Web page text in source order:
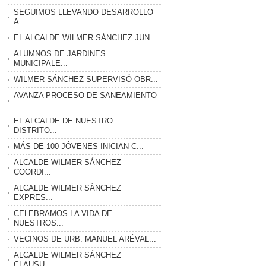
SEGUIMOS LLEVANDO DESARROLLO
A...
EL ALCALDE WILMER SÁNCHEZ JUN...
ALUMNOS DE JARDINES
MUNICIPALE...
WILMER SÁNCHEZ SUPERVISÓ OBR...
AVANZA PROCESO DE SANEAMIENTO
EL ALCALDE DE NUESTRO
DISTRITO...
MÁS DE 100 JÓVENES INICIAN C...
ALCALDE WILMER SÁNCHEZ
COORDI...
ALCALDE WILMER SÁNCHEZ
EXPRES...
CELEBRAMOS LA VIDA DE
NUESTROS...
VECINOS DE URB. MANUEL ARÉVAL...
ALCALDE WILMER SÁNCHEZ